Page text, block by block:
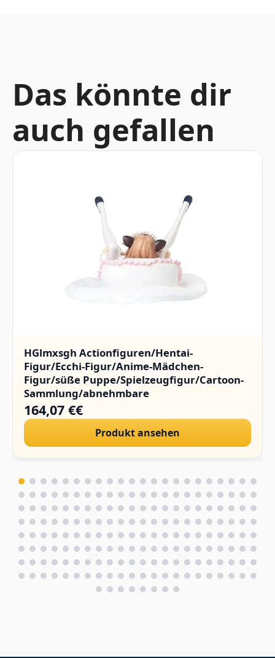
Das könnte dir
auch gefallen
HGlmxsgh Actionfiguren/Hentai-
Figur/Ecchi-Figur/Anime-Mädchen-
Figur/süße Puppe/Spielzeugfigur/Cartoon-
Sammlung/abnehmbare
Kleidung/Sammlerstücke/PVC/1/4.(Hard
Chest)
164,07 €€
Produkt ansehen